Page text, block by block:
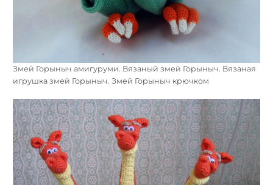
Змей Горыныч амигуруми. Вязаный змей Горыныч. Вязаная
игрушка змей Горыныч. Змей Горыныч крючком